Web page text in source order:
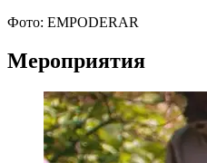
Фото: EMPODERAR
Мероприятия